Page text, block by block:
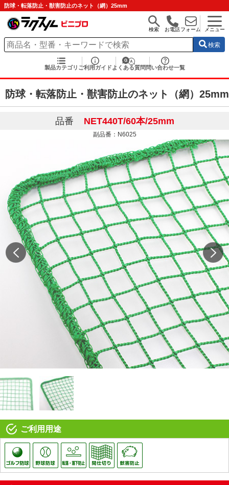
防球・転落防止・獣害防止のネット（網）25mm
検索 お電話フォーム メニュー
検索
製品カテゴリ ご利用ガイド よくある質問 問い合わせ一覧
防球・転落防止・獣害防止のネット（網）25mm
品番 NET440T/60本/25mm
副品番：N6025
ご利用用途